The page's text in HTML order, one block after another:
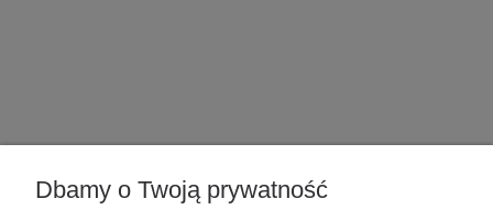
POMOC
Dbamy o Twoją prywatność